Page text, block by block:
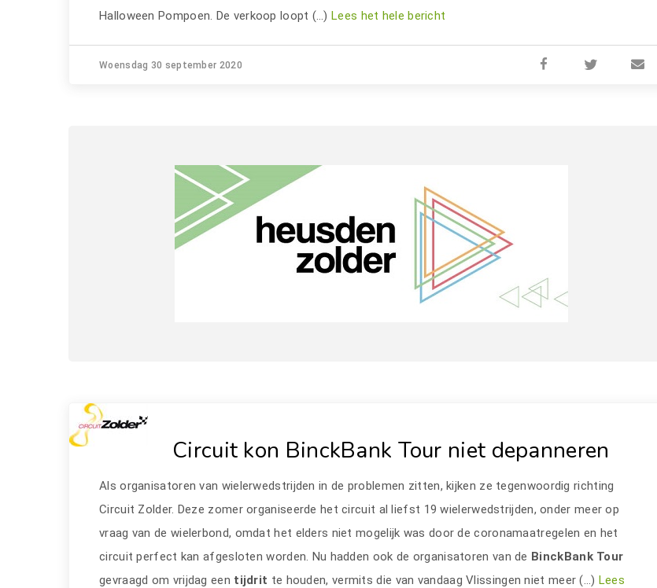
Halloween Pompoen. De verkoop loopt (…) Lees het hele bericht
Woensdag 30 september 2020
Circuit kon BinckBank Tour niet depanneren
Als organisatoren van wielerwedstrijden in de problemen zitten, kijken ze tegenwoordig richting
Circuit Zolder. Deze zomer organiseerde het circuit al liefst 19 wielerwedstrijden, onder meer op
vraag van de wielerbond, omdat het elders niet mogelijk was door de coronamaatregelen en het
circuit perfect kan afgesloten worden. Nu hadden ook de organisatoren van de BinckBank Tour
gevraagd om vrijdag een tijdrit te houden, vermits die van vandaag Vlissingen niet meer (…) Lees